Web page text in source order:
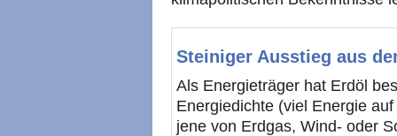
Steiniger Ausstieg aus
Als Energieträger hat Erdöl
Energiedichte (viel Energie
jene von Erdgas, Wind- oder